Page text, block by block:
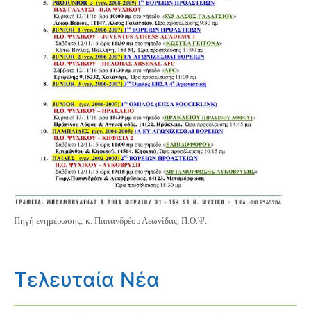
Πηγή ενημέρωσης: κ. Παπανδρέου Λεωνίδας, Π.Ο.Ψ.
Τελευταία Νέα